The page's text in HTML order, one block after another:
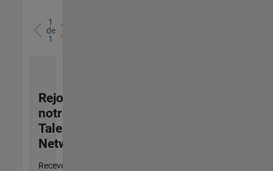
1
de
1
Rejoignez
notre
Talent
Network
Recevez